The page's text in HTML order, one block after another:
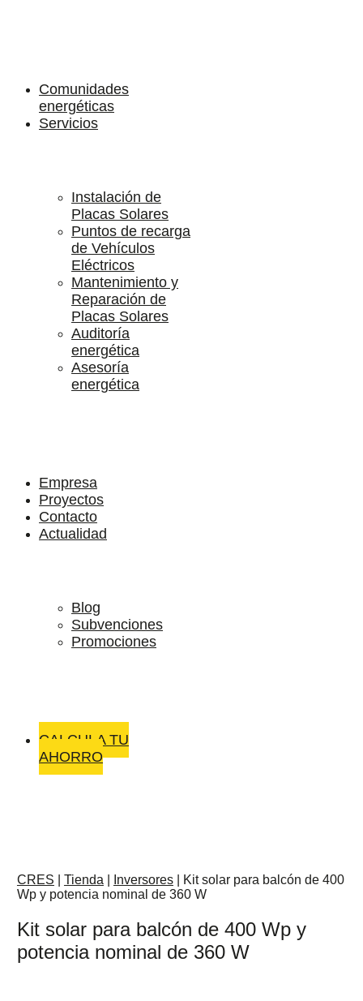
Comunidades
energéticas
Servicios
Instalación de
Placas Solares
Puntos de recarga
de Vehículos
Eléctricos
Mantenimiento y
Reparación de
Placas Solares
Auditoría
energética
Asesoría
energética
Empresa
Proyectos
Contacto
Actualidad
Blog
Subvenciones
Promociones
CALCULA TU
AHORRO
CRES Tienda Inversores|
Kit solar para balcón de 400
Wp y potencia nominal de 360 W
Kit solar para balcón de 400 Wp y
potencia nominal de 360 W